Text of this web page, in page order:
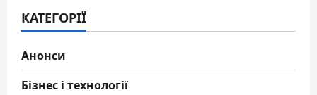
КАТЕГОРІЇ
Анонси
Бізнес і технології